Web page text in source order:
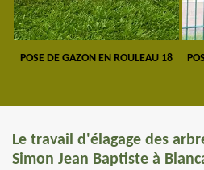
POSE DE GAZON EN ROULEAU 18
Le travail d'élagage des
Simon Jean Baptiste à